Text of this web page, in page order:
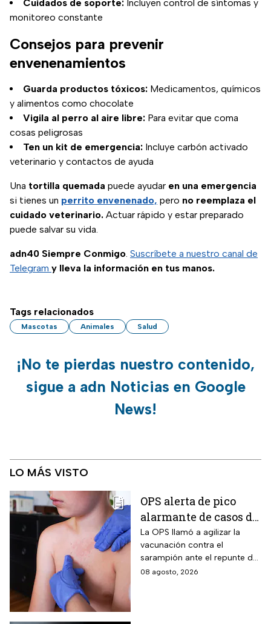
Cuidados de soporte: Incluyen control de síntomas y
monitoreo constante
Consejos para prevenir
envenenamientos
Guarda productos tóxicos: Medicamentos, químicos
y alimentos como chocolate
Vigila al perro al aire libre: Para evitar que coma
cosas peligrosas
Ten un kit de emergencia: Incluye carbón activado
veterinario y contactos de ayuda
Una tortilla quemada puede ayudar en una emergencia
si tienes un perrito envenenado, pero no reemplaza el
cuidado veterinario. Actuar rápido y estar preparado
puede salvar su vida.
adn40 Siempre Conmigo. Suscríbete a nuestro canal de
Telegram y lleva la información en tus manos.
Tags relacionados
Mascotas Animales Salud
¡No te pierdas nuestro contenido,
sigue a adn Noticias en Google
News!
LO MÁS VISTO
OPS alerta de pico
alarmante de casos de
sarampión
La OPS llamó a agilizar la
vacunación contra el
sarampión ante el repunte de
casos en América
08 agosto, 2026